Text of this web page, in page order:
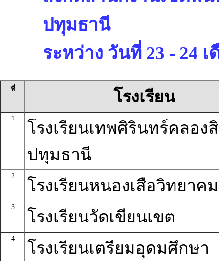
ปทุมธานี
ระหว่าง วันที่ 23 - 24
ที่ โรงเรียน
1
โรงเรียนเทพศิรินทร์คลอง
ปทุมธานี
2
โรงเรียนหนองเสือวิทยาคม
3
โรงเรียนวัดเขียนเขต
4
โรงเรียนเตรียมอุดมศึกษา